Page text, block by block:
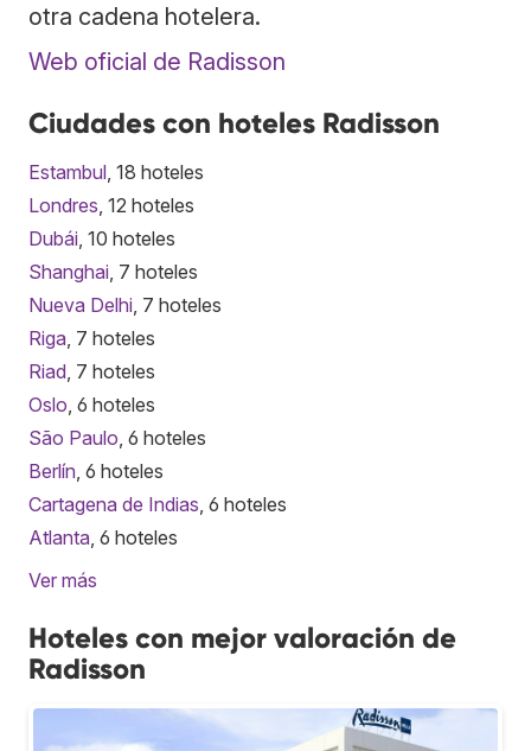
otra cadena hotelera.
Web oficial de Radisson
Ciudades con hoteles Radisson
Estambul , 18 hoteles
Londres , 12 hoteles
Dubái , 10 hoteles
Shanghai , 7 hoteles
Nueva Delhi , 7 hoteles
Riga , 7 hoteles
Riad , 7 hoteles
Oslo , 6 hoteles
São Paulo , 6 hoteles
Berlín , 6 hoteles
Cartagena de Indias , 6 hoteles
Atlanta , 6 hoteles
Ver más
Hoteles con mejor valoración de
Radisson